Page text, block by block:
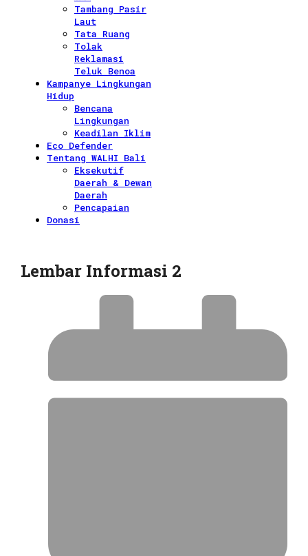
Tambang Pasir
Laut
Tata Ruang
Tolak
Reklamasi
Teluk Benoa
Kampanye Lingkungan
Hidup
Bencana
Lingkungan
Keadilan Iklim
Eco Defender
Tentang WALHI Bali
Eksekutif
Daerah & Dewan
Daerah
Pencapaian
Donasi
Lembar Informasi 2